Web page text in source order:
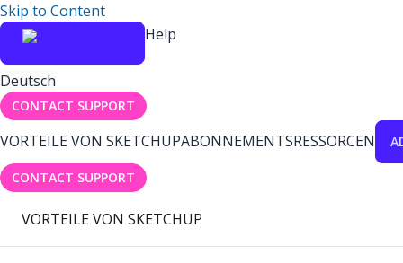
Skip to Content
Help
Deutsch
CONTACT SUPPORT
VORTEILE VON SKETCHUPABONNEMENTSRESSORCEN
CONTACT SUPPORT
VORTEILE VON SKETCHUP